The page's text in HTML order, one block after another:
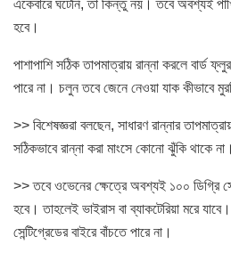
একেবারে ঘটেনি, তা কিন্তু নয়। তবে অবশ্যই
হবে।
পাশাপাশি সঠিক তাপমাত্রায় রান্না করলে বার্ড
পারে না। চলুন তবে জেনে নেওয়া যাক কীভাবে
>> বিশেষজ্ঞরা বলছেন, সাধারণ রান্নার
সঠিকভাবে রান্না করা মাংসে কোনো ঝুঁকি থাকে না।
>> তবে ওভেনের ক্ষেত্রে অবশ্যই ১০০ ডিগ্রি
হবে। তাহলেই ভাইরাস বা ব্যাকটেরিয়া মরে
সেন্টিগ্রেডের বাইরে বাঁচতে পারে না।